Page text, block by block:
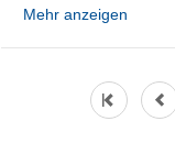
Mehr anzeigen